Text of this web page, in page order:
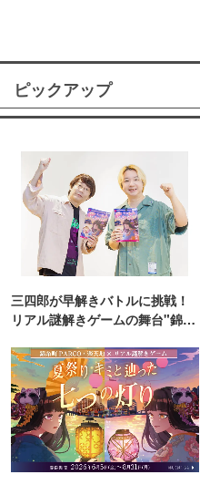
ピックアップ
三四郎が早解きバトルに挑戦！
リアル謎解きゲームの舞台"錦糸